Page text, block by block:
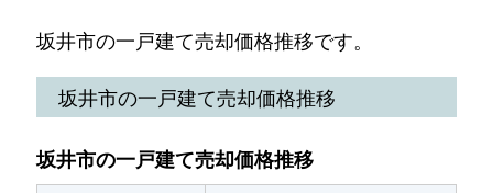
春江町江留上大和
140万円
春江町江留上大和
150万円
坂井市の一戸建て売却価格推移です。
坂井市の一戸建て売却価格推移
坂井市の一戸建て売却価格推移